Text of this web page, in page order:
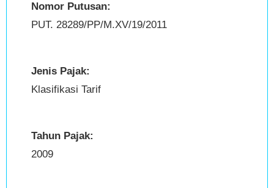
Nomor Putusan:
PUT. 28289/PP/M.XV/19/2011
Jenis Pajak:
Klasifikasi Tarif
Tahun Pajak:
2009